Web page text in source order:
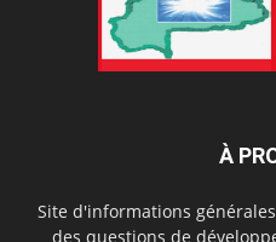
À
Site d'informations
des questions de